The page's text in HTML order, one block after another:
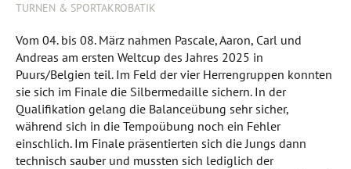
TURNEN & SPORTAKROBATIK
Vom 04. bis 08. März nahmen Pascale, Aaron, Carl und
Andreas am ersten Weltcup des Jahres 2025 in
Puurs/Belgien teil. Im Feld der vier Herrengruppen konnten
sie sich im Finale die Silbermedaille sichern. In der
Qualifikation gelang die Balanceübung sehr sicher,
während sich in die Tempoübung noch ein Fehler
einschlich. Im Finale präsentierten sich die Jungs dann
technisch sauber und mussten sich lediglich der